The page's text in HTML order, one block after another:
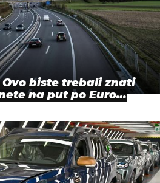
biste trebali znati
na put po Euro…